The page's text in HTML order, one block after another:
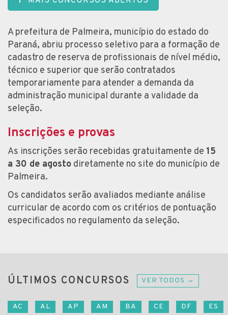
A prefeitura de Palmeira, município do estado do
Paraná, abriu processo seletivo para a formação de
cadastro de reserva de profissionais de nível médio,
técnico e superior que serão contratados
temporariamente para atender a demanda da
administração municipal durante a validade da
seleção.
Inscrições e provas
As inscrições serão recebidas gratuitamente de 15
a 30 de agosto diretamente no site do município de
Palmeira.
Os candidatos serão avaliados mediante análise
curricular de acordo com os critérios de pontuação
especificados no regulamento da seleção.
ÚLTIMOS CONCURSOS VER TODOS →
AC AL AP AM BA CE DF ES